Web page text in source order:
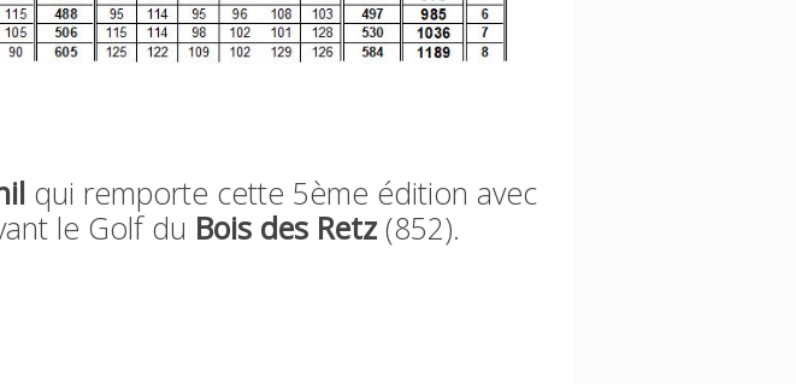
qui remporte cette 5ème édition avec
le Golf du Bois des Retz (852).